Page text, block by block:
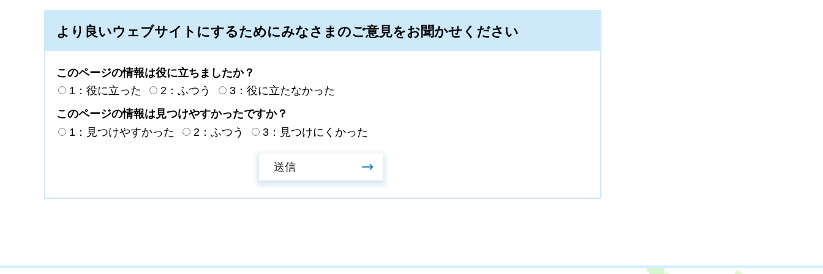
より良いウェブサイトにするためにみなさまのご意見をお聞かせください
このページの情報は役に立ちましたか？
1：役に立った
2：ふつう
3：役に立たなかった
このページの情報は見つけやすかったですか？
1：見つけやすかった
2：ふつう 3：見つけにくかった